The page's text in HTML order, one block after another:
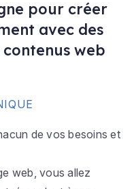
pour créer
avec des
web
de vos besoins et
web, vous allez